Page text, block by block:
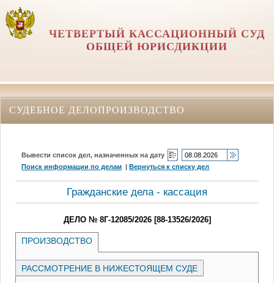
ЧЕТВЕРТЫЙ КАССАЦИОННЫЙ СУД
ОБЩЕЙ ЮРИСДИКЦИИ
СУДЕБНОЕ ДЕЛОПРОИЗВОДСТВО
Вывести список дел, назначенных на дату
Поиск информации по делам |Вернуться к списку дел
Гражданские дела - кассация
ДЕЛО № 8Г-12085/2026 [88-13526/2026]
ПРОИЗВОДСТВО
РАССМОТРЕНИЕ В НИЖЕСТОЯЩЕМ СУДЕ